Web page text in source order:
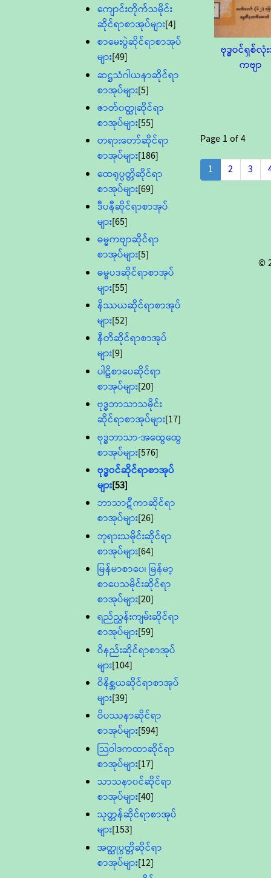
ကျောင်းတိုက်သမိုင်း
ဆိုင်ရာစာအုပ်များ[4]
စာမေးပွဲဆိုင်ရာစာအုပ်
များ[49]
ဆဋ္ဌသံဂါယနာဆိုင်ရာ
စာအုပ်များ[5]
ဇာတ်၀တ္ထုဆိုင်ရာ
စာအုပ်များ[55]
တရားတော်ဆိုင်ရာ
စာအုပ်များ[186]
ထေရုပ္ပတ္တိဆိုင်ရာ
စာအုပ်များ[69]
ဒီပနီဆိုင်ရာစာအုပ်
များ[65]
ဓမ္မကဗျာဆိုင်ရာ
စာအုပ်များ[5]
ဓမ္မပဒဆိုင်ရာစာအုပ်
များ[55]
နိဿယဆိုင်ရာစာအုပ်
များ[52]
နီတိဆိုင်ရာစာအုပ်
များ[9]
ပါဠိစာပေဆိုင်ရာ
စာအုပ်များ[20]
ဗုဒ္ဓဘာသာသမိုင်း
ဆိုင်ရာစာအုပ်များ[17]
ဗုဒ္ဓဘာသာ-အထွေထွေ
စာအုပ်များ[576]
ဗုဒ္ဓဝင်ဆိုင်ရာစာအုပ်
များ[53]
ဘာသာဋီကာဆိုင်ရာ
စာအုပ်များ[26]
ဘုရားသမိုင်းဆိုင်ရာ
စာအုပ်များ[64]
မြန်မာစာပေ၊ မြန်မာ့
စာပေသမိုင်းဆိုင်ရာ
စာအုပ်များ[20]
ရည်ညွှန်းကျမ်းဆိုင်ရာ
စာအုပ်များ[59]
ဝိနည်းဆိုင်ရာစာအုပ်
များ[104]
ဝိနိစ္ဆယဆိုင်ရာစာအုပ်
များ[39]
ဝိပဿနာဆိုင်ရာ
စာအုပ်များ[594]
သြဝါဒကထာဆိုင်ရာ
စာအုပ်များ[17]
သာသနာ၀င်ဆိုင်ရာ
စာအုပ်များ[40]
သုတ္တန်ဆိုင်ရာစာအုပ်
များ[153]
အတ္ထုပ္ပတ္တိဆိုင်ရာ
စာအုပ်များ[12]
ဗုဒ္ဓဝင်ရှစ်
ကဗျာ
Page1 of4
1
2 3
©